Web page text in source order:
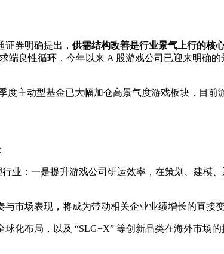
券明确提出， 供需结构改善是行业景气上行的核
良性循环，今年以来 A 股游戏公司已迎来明确
动型基金已大幅加仓高景气度游戏板块，目前
业：一是提升游戏公司研运效率，在策划、建模
市场表现，将成为带动相关企业业绩增长的直接
化布局，以及 “SLG+X” 等创新品类在海外市场